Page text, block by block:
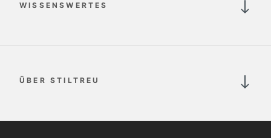
WISSENSWERTES
ÜBER STILTREU